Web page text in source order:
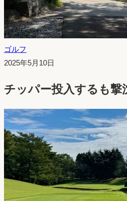
ゴルフ
投
日：
2025年5月10日
チッパー投入するも撃